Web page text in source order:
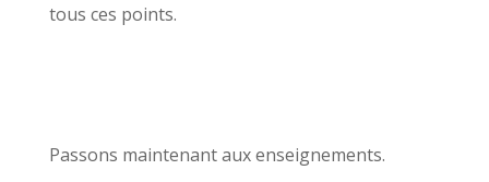
tous ces points.
Passons maintenant aux enseignements.